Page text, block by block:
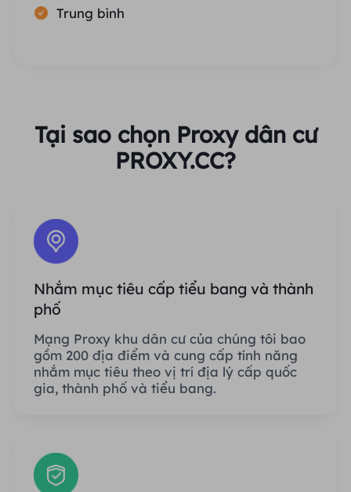
Trung bình
Tại sao chọn Proxy dân cư
PROXY.CC?
Nhắm mục tiêu cấp tiểu bang và thành
phố
Mạng Proxy khu dân cư của chúng tôi bao
gồm 200 địa điểm và cung cấp tính năng
nhắm mục tiêu theo vị trí địa lý cấp quốc
gia, thành phố và tiểu bang.